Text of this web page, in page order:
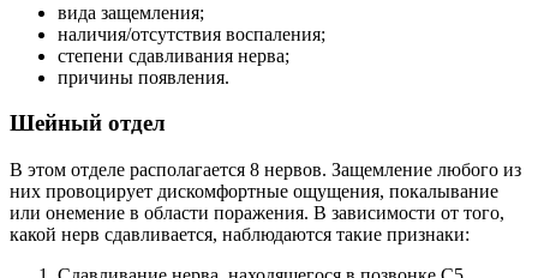
вида защемления;
наличия/отсутствия воспаления;
степени сдавливания нерва;
причины появления.
Шейный отдел
В этом отделе располагается 8 нервов. Защемление любого из
них провоцирует дискомфортные ощущения, покалывание
или онемение в области поражения. В зависимости от того,
какой нерв сдавливается, наблюдаются такие признаки: